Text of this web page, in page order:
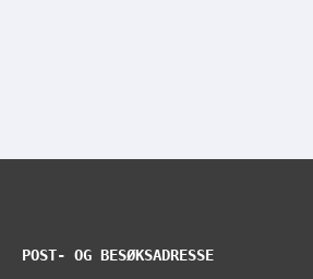
POST- OG BESØKSADRESSE